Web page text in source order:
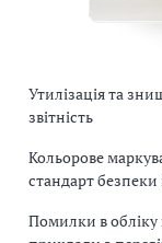
Утилізація та
звітність
Кольорове
стандарт
Помилки в